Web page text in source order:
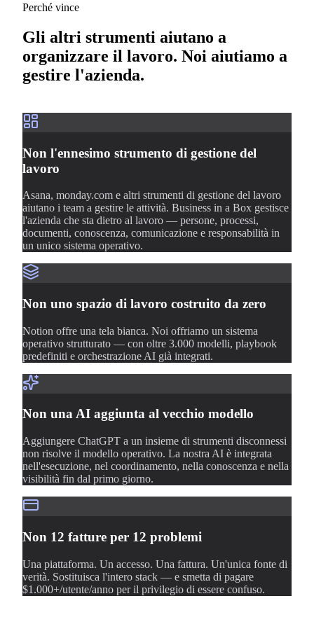
Perché vince
Gli altri strumenti aiutano a
organizzare il lavoro. Noi aiutiamo a
gestire l'azienda.
Non l'ennesimo strumento di gestione del
lavoro
Asana, monday.com e altri strumenti di gestione del lavoro
aiutano i team a gestire le attività. Business in a Box gestisce
l'azienda che sta dietro al lavoro — persone, processi,
documenti, conoscenza, comunicazione e responsabilità in
un unico sistema operativo.
Non uno spazio di lavoro costruito da zero
Notion offre una tela bianca. Noi offriamo un sistema
operativo strutturato — con oltre 3.000 modelli, playbook
predefiniti e orchestrazione AI già integrati.
Non una AI aggiunta al vecchio modello
Aggiungere ChatGPT a un insieme di strumenti disconnessi
non risolve il modello operativo. La nostra AI è integrata
nell'esecuzione, nel coordinamento, nella conoscenza e nella
visibilità fin dal primo giorno.
Non 12 fatture per 12 problemi
Una piattaforma. Un accesso. Una fattura. Un'unica fonte di
verità. Sostituisca l'intero stack — e smetta di pagare
$1.000+/utente/anno per il privilegio di essere confuso.